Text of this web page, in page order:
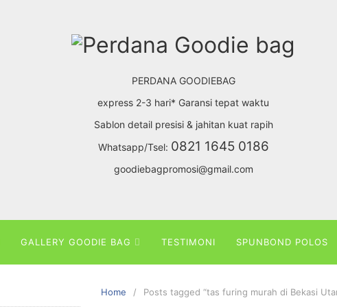
PERDANA GOODIEBAG
express 2-3 hari* Garansi tepat waktu
Sablon detail presisi & jahitan kuat rapih
Whatsapp/Tsel: 0821 1645 0186
goodiebagpromosi@gmail.com
GALLERY GOODIE BAG TESTIMONI SPUNBOND POLOS
Home Posts tagged “tas furing murah di Bekasi